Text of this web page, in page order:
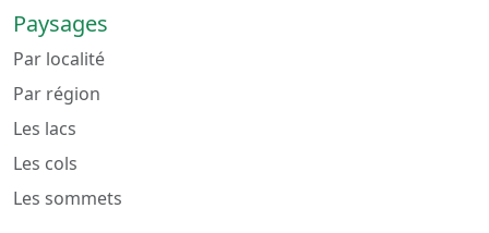
Paysages
Par localité
Par région
Les lacs
Les cols
Les sommets